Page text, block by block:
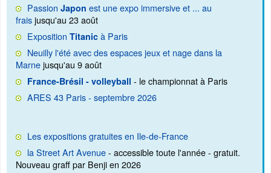
Passion Japon est une expo immersive et ... au
fraisjusqu'au 23 août
Exposition Titanic à Paris
Neuilly l'été avec des espaces jeux et nage dans la
Marnejusqu'au 9 août
France-Brésil - volleyball - le championnat à Paris
ARES 43 Paris - septembre 2026
Les expositions gratuites en Ile-de-France
la Street Art Avenue- accessible toute l'année - gratuit.
Nouveau graff par Benji en 2026